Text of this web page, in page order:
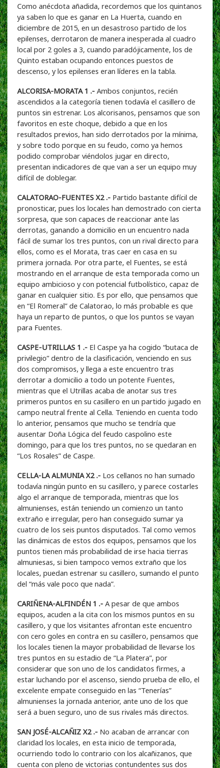
Como anécdota añadida, recordemos que los quintanos
ya saben lo que es ganar en La Huerta, cuando en
diciembre de 2015, en un desastroso partido de los
epilenses, derrotaron de manera inesperada al cuadro
local por 2 goles a 3, cuando paradójicamente, los de
Quinto estaban ocupando entonces puestos de
descenso, y los epilenses eran líderes en la tabla.
ALCORISA-MORATA 1 .- Ambos conjuntos, recién
ascendidos a la categoría tienen todavía el casillero de
puntos sin estrenar. Los alcorisanos, pensamos que son
favoritos en este choque, debido a que en los
resultados previos, han sido derrotados por la mínima,
y sobre todo porque en su feudo, como ya hemos
podido comprobar viéndolos jugar en directo,
presentan indicadores de que van a ser un equipo muy
difícil de doblegar.
CALATORAO-FUENTES X2 .- Partido bastante difícil de
pronosticar, pues los locales han demostrado con cierta
sorpresa, que son capaces de reaccionar ante las
derrotas, ganando a domicilio en un encuentro nada
fácil de sumar los tres puntos, con un rival directo para
ellos, como es el Morata, tras caer en casa en su
primera jornada. Por otra parte, el Fuentes, se está
mostrando en el arranque de esta temporada como un
equipo ambicioso y con potencial futbolístico, capaz de
ganar en cualquier sitio. Es por ello, que pensamos que
en “El Romeral” de Calatorao, lo más probable es que
haya un reparto de puntos, o que los puntos se vayan
para Fuentes.
CASPE-UTRILLAS 1 .- El Caspe ya ha cogido “butaca de
privilegio” dentro de la clasificación, venciendo en sus
dos compromisos, y llega a este encuentro tras
derrotar a domicilio a todo un potente Fuentes,
mientras que el Utrillas acaba de anotar sus tres
primeros puntos en su casillero en un partido jugado en
campo neutral frente al Cella. Teniendo en cuenta todo
lo anterior, pensamos que mucho se tendría que
ausentar Doña Lógica del feudo caspolino este
domingo, para que los tres puntos, no se quedaran en
“Los Rosales” de Caspe.
CELLA-LA ALMUNIA X2 .- Los cellanos no han sumado
todavía ningún punto en su casillero, y parece costarles
algo el arranque de temporada, mientras que los
almunienses, están teniendo un comienzo un tanto
extraño e irregular, pero han conseguido sumar ya
cuatro de los seis puntos disputados. Tal como vemos
las dinámicas de estos dos equipos, pensamos que los
puntos tienen más probabilidad de irse hacia tierras
almuniesas, si bien tampoco vemos extraño que los
locales, puedan estrenar su casillero, sumando el punto
del “más vale poco que nada”.
CARIÑENA-ALFINDÉN 1 .- A pesar de que ambos
equipos, acuden a la cita con los mismos puntos en su
casillero, y que los visitantes afrontan este encuentro
con cero goles en contra en su casillero, pensamos que
los locales tienen la mayor probabilidad de llevarse los
tres puntos en su estadio de “La Platera”, por
considerar que son uno de los candidatos firmes, a
estar luchando por el ascenso, siendo prueba de ello, el
excelente empate conseguido en las “Tenerías”
almunienses la jornada anterior, ante uno de los que
será a buen seguro, uno de sus rivales más directos.
SAN JOSÉ-ALCAÑIZ X2 .- No acaban de arrancar con
claridad los locales, en esta inicio de temporada,
ocurriendo todo lo contrario con los alcañizanos, que
cuenta con pleno de victorias contundentes sus dos